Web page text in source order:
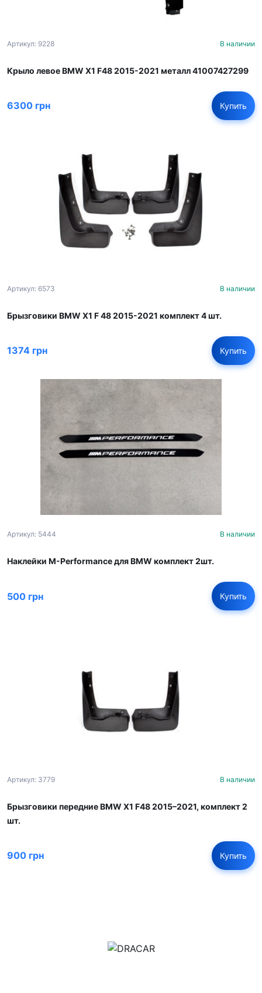
Артикул: 9228 В наличии
Крыло левое BMW X1 F48 2015-2021 металл 41007427299
6300 грн Купить
Артикул: 6573 В наличии
Брызговики BMW X1 F 48 2015-2021 комплект 4 шт.
1374 грн Купить
Артикул: 5444 В наличии
Наклейки M-Performance для BMW комплект 2шт.
500 грн Купить
Артикул: 3779 В наличии
Брызговики передние BMW X1 F48 2015–2021, комплект 2
шт.
900 грн Купить